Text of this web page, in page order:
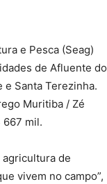
e Pesca (Seag)
de Afluente do
Santa Terezinha.
Muritiba / Zé
667 mil.
agricultura de
vivem no campo”,